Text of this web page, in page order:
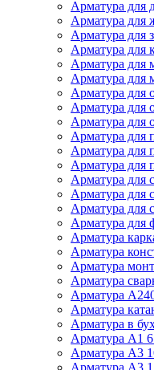
Арматура для
Арматура для
Арматура для
Арматура для
Арматура для
Арматура для
Арматура для
Арматура для
Арматура для
Арматура для
Арматура для
Арматура для
Арматура для
Арматура для
Арматура для
Арматура для
Арматура
Арматура
Арматура
Арматура
Арматура
Арматура
Арматура в
Арматура А1
Арматура А3
Арматура А3